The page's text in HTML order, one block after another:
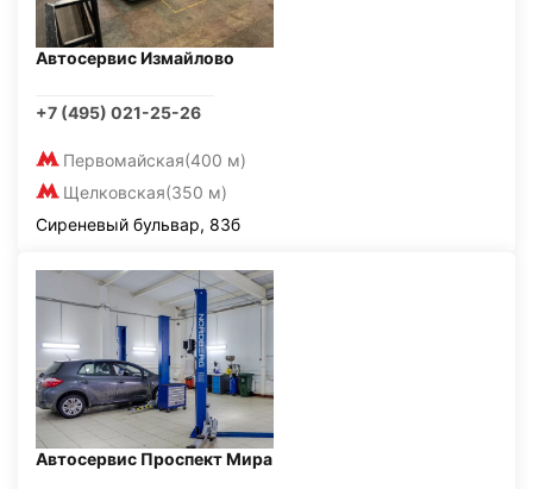
Автосервис Измайлово
+7 (495) 021-25-26
Первомайская(400 м)
Щелковская(350 м)
Сиреневый бульвар, 83б
Автосервис Проспект Мира